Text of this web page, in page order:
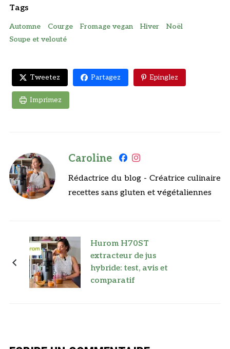
Tags
Automne Courge Fromage vegan Hiver
Noël
Soupe et velouté
Tweetez Partagez Epinglez
Imprimez
Caroline
Rédactrice du blog - Créatrice culinaire
recettes sans gluten et végétaliennes
Hurom H70ST
extracteur de jus
hybride: test, avis et
comparatif